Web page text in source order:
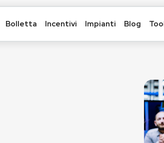
Bolletta Incentivi Impianti Blog